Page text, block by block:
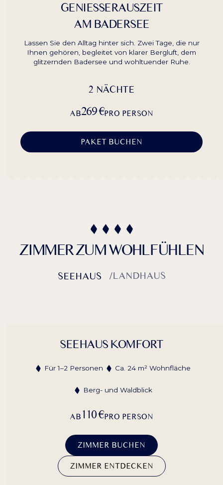
GENIESSERAUSZEIT
AM BADERSEE
Lassen Sie den Alltag hinter sich. Zwei Tage, die nur
Ihnen gehören, begleitet von klarer Bergluft, dem
glitzernden Badersee und wohltuender Ruhe.
2 NÄCHTE
AB269 €PRO PERSON
PAKET BUCHEN
ZIMMER ZUM WOHLFÜHLEN
SEEHAUS /LANDHAUS
SEEHAUS KOMFORT
Für 1–2 Personen Ca. 24 m² Wohnfläche
Berg- und Waldblick
AB 110 €PRO PERSON
ZIMMER BUCHEN
ZIMMER ENTDECKEN